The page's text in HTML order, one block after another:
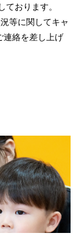
おります。
等に関してキャ
連絡を差し上げ